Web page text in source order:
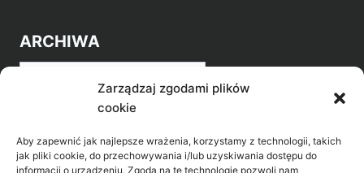
Zarządzaj zgodami plików
cookie
Aby zapewnić jak najlepsze wrażenia, korzystamy z technologii, takich
jak pliki cookie, do przechowywania i/lub uzyskiwania dostępu do
informacji o urządzeniu. Zgoda na te technologie pozwoli nam
ARCHIWA
Archiwa